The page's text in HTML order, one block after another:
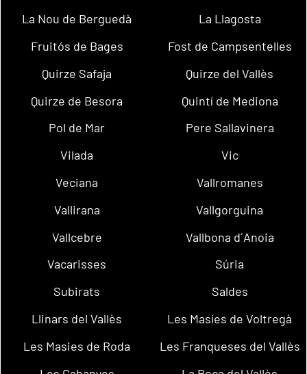
La Nou de Berguedà
La Llagosta
Fruitós de Bages
Fost de Campsentelles
Quirze Safaja
Quirze del Vallès
Quirze de Besora
Quintí de Mediona
Pol de Mar
Pere Sallavinera
Vilada
Vic
Veciana
Vallromanes
Vallirana
Vallgorguina
Vallcebre
Vallbona d´Anoia
Vacarisses
Súria
Subirats
Saldes
Llinars del Vallès
Les Masíes de Voltregà
Les Masies de Roda
Les Franqueses del Vallès